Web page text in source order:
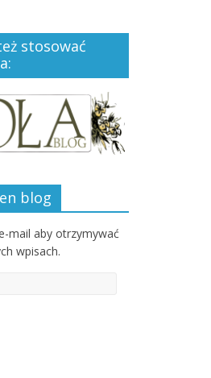
stosować
blog
mail aby otrzymywać
wpisach.